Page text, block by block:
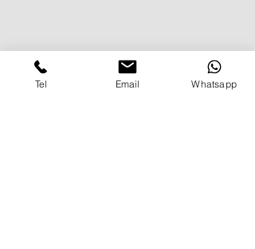
Tel Email Whatsapp